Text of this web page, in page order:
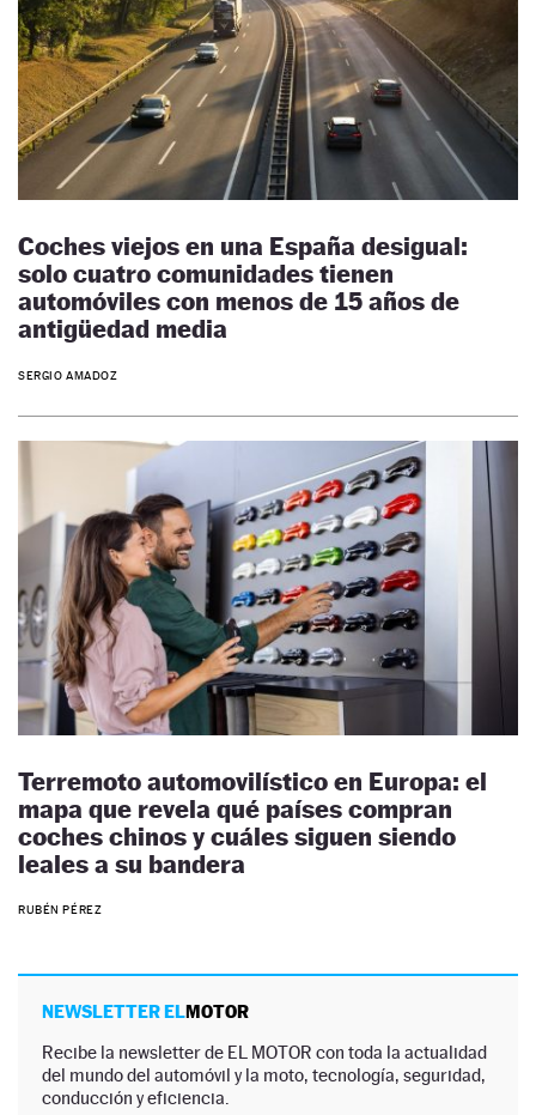
Coches viejos en una España desigual:
solo cuatro comunidades tienen
automóviles con menos de 15 años de
antigüedad media
SERGIO AMADOZ
Terremoto automovilístico en Europa: el
mapa que revela qué países compran
coches chinos y cuáles siguen siendo
leales a su bandera
RUBÉN PÉREZ
NEWSLETTER ELMOTOR
Recibe la newsletter de EL MOTOR con toda la actualidad
del mundo del automóvil y la moto, tecnología, seguridad,
conducción y eficiencia.